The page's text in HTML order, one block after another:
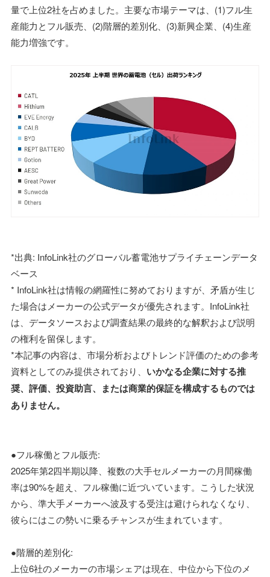
量で上位2社を占めました。主要な市場テーマは、(1)フル生
産能力とフル販売、(2)階層的差別化、(3)新興企業、(4)生産
能力増強です。
*出典: InfoLink社のグローバル蓄電池サプライチェーンデータ
ベース
* InfoLink社は情報の網羅性に努めておりますが、矛盾が生じ
た場合はメーカーの公式データが優先されます。InfoLink社
は、データソースおよび調査結果の最終的な解釈および説明
の権利を留保します。
*本記事の内容は、市場分析およびトレンド評価のための参考
資料としてのみ提供されており、 いかなる企業に対する推
奨、評価、投資助言、または商業的保証を構成するものでは
ありません。
●フル稼働とフル販売:
2025年第2四半期以降、複数の大手セルメーカーの月間稼働
率は90%を超え、フル稼働に近づいています。こうした状況
から、準大手メーカーへ波及する受注は避けられなくなり、
彼らにはこの勢いに乗るチャンスが生まれています。
●階層的差別化:
上位6社のメーカーの市場シェアは現在、中位から下位のメ